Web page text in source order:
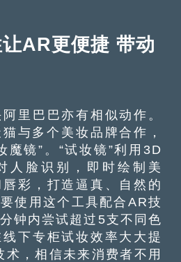
AR更便捷 带动
巴巴亦有相似动作。
与多个美妆品牌合作，
魔镜”。“试妆镜”利用3D
人脸识别，即时绘制美
彩，打造逼真、自然的
使用这个工具配合AR技
钟内尝试超过5支不同色
下专柜试妆效率大大提
术，相信未来消费者不用